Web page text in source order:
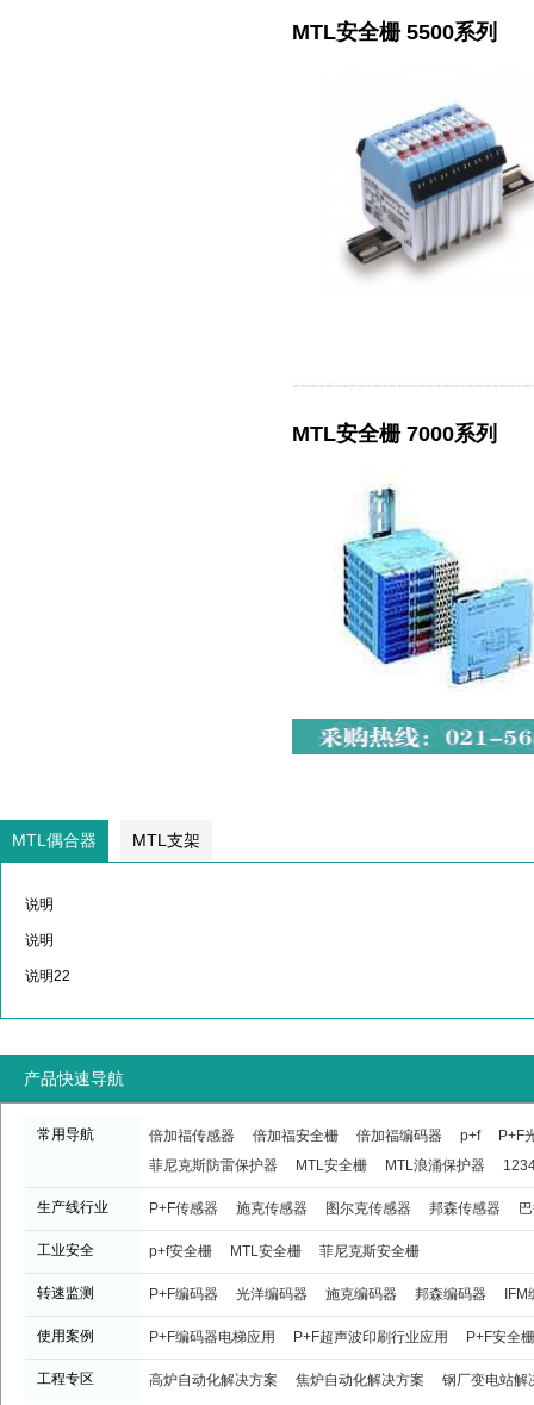
MTL安全栅 5500系列
MTL安全栅 7000系列
MTL偶合器 MTL支架
说明
说明
说明22
产品快速导航
常用导航 倍加福传感器 倍加福安全栅 倍加福编码器 p+f
P+F
菲尼克斯防雷保护器
MTL安全栅 MTL浪涌保护器
生产线行业 P+F传感器 施克传感器 图尔克传感器 邦森传感器
工业安全 p+f安全栅 MTL安全栅 菲尼克斯安全栅
转速监测 P+F编码器 光洋编码器 施克编码器 邦森编码器 IFM
使用案例 P+F编码器电梯应用 P+F超声波印刷行业应用 P+F安全
工程专区 高炉自动化解决方案 焦炉自动化解决方案 钢厂变电站解